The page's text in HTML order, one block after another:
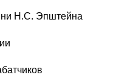
Н.С. Эпштейна